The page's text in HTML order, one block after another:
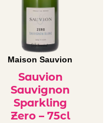
Maison Sauvion
Sauvion
Sauvignon
Sparkling
Zero – 75cl